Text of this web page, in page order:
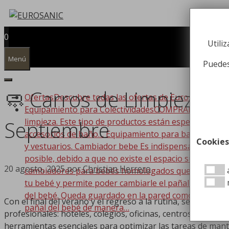
Saltar
contenido
0
Menú
OfertasDescubre todas las ofertas de Eurosanic!!!
Equipamiento para ColectividadesCOMPRAR
limpieza. Este tipo de productos están
accesorios de baño… Equipamiento para baño
y vestuarios. Cambiador bebe Es indispensable que
posible, debido a que no existe el espacio suficiente
cambiadores para bebés homologados que se
tu bebé y permite poder cambiarle el pañal de
del bebé. Queda guardado en la pared como si de
pañal del bebé de manera…
🧼 Carros de Limpieza
Septiembre
20 agosto, 2025porChristian Herrero
Con el final del verano y el regreso a la rutina,
profesionales: hoteles, colegios, oficinas, centros
herramientas esenciales para optimizar las tareas de
Cookies